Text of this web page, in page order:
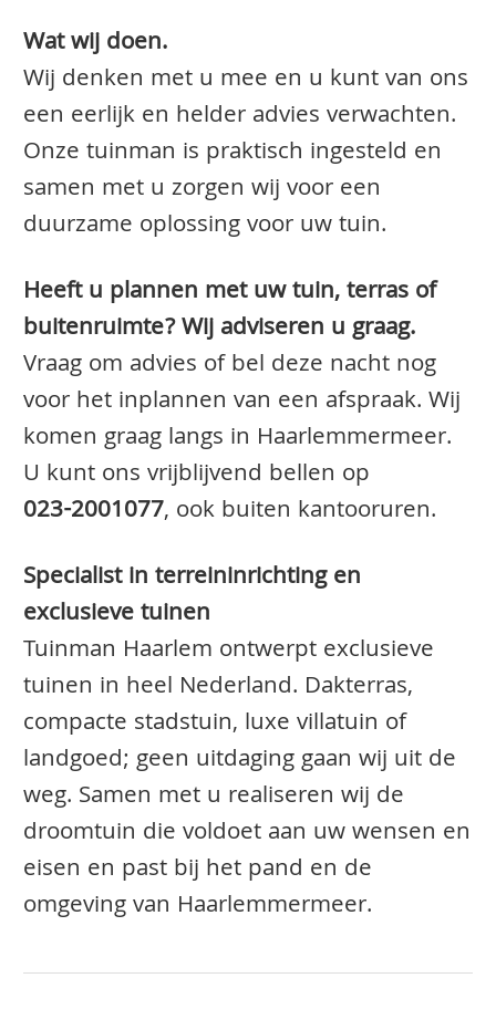
Wat wij doen.
Wij denken met u mee en u kunt van ons
een eerlijk en helder advies verwachten.
Onze tuinman is praktisch ingesteld en
samen met u zorgen wij voor een
duurzame oplossing voor uw tuin.
Heeft u plannen met uw tuin, terras of
buitenruimte? Wij adviseren u graag.
Vraag om advies of bel deze nacht nog
voor het inplannen van een afspraak. Wij
komen graag langs in Haarlemmermeer.
U kunt ons vrijblijvend bellen op
023-2001077, ook buiten kantooruren.
Specialist in terreininrichting en
exclusieve tuinen
Tuinman Haarlem ontwerpt exclusieve
tuinen in heel Nederland. Dakterras,
compacte stadstuin, luxe villatuin of
landgoed; geen uitdaging gaan wij uit de
weg. Samen met u realiseren wij de
droomtuin die voldoet aan uw wensen en
eisen en past bij het pand en de
omgeving van Haarlemmermeer.